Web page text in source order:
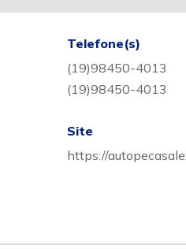
Telefone(s)
(19)98450-4013
(19)98450-4013
Site
https://